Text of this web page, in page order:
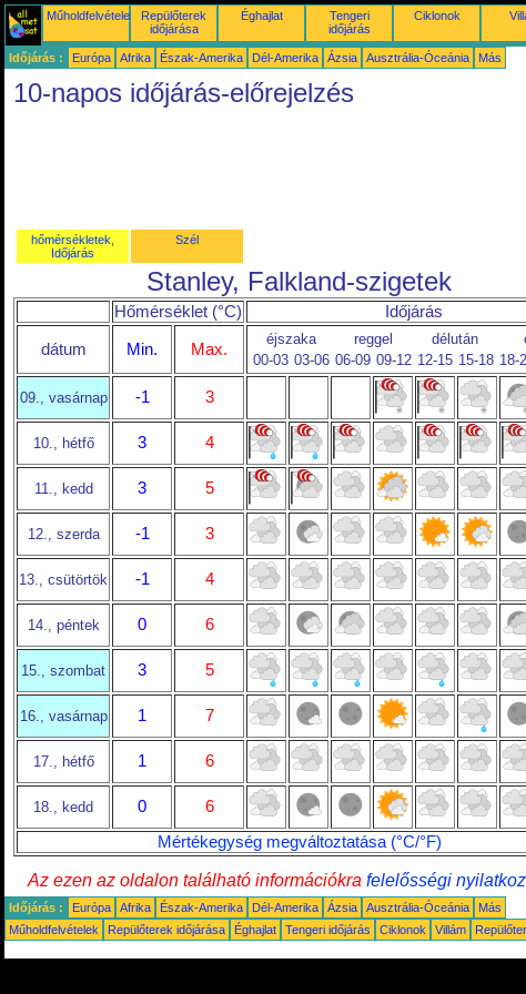
Műholdfelvételek
Repülőterek
időjárása
Éghajlat
Tengeri
időjárás
Ciklonok
Időjárás : Európa Afrika Észak-Amerika Dél-Amerika Ázsia Ausztrália-Óceánia Más
10-napos időjárás-előrejelzés
hőmérsékletek,
Időjárás
Szél
Stanley, Falkland-szigetek
Hőmérséklet (°C) Időjárás
dátum Min. Max.
éjszaka reggel délután
00-03 03-06 06-09 09-12 12-15 15-18 18-
09., vasárnap -1 3
10., hétfő 3 4
11., kedd 3 5
12., szerda -1 3
13., csütörtök -1 4
14., péntek 0 6
15., szombat 3 5
16., vasárnap 1 7
17., hétfő 1 6
18., kedd 0
6
Mértékegység megváltoztatása (°C/°F)
Az ezen az oldalon található információkra felelősségi
Időjárás : Európa Afrika Észak-Amerika Dél-Amerika Ázsia Ausztrália-Óceánia
Más
Műholdfelvételek
Repülőterek időjárása Éghajlat Tengeri időjárás Ciklonok Villám